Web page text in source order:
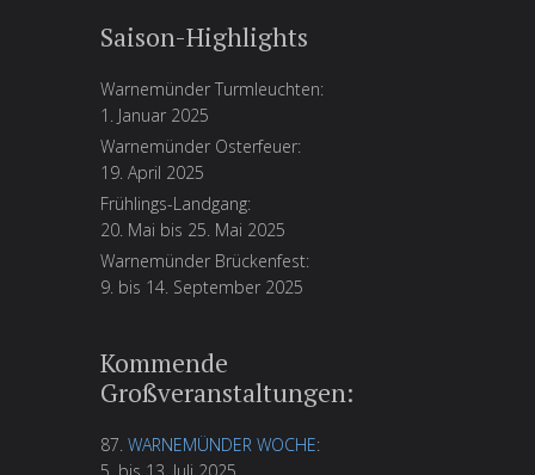
Saison-Highlights
Warnemünder Turmleuchten:
1. Januar 2025
Warnemünder Osterfeuer:
19. April 2025
Frühlings-Landgang:
20. Mai bis 25. Mai 2025
Warnemünder Brückenfest:
9. bis 14. September 2025
Kommende
Großveranstaltungen:
87. WARNEMÜNDER WOCHE: